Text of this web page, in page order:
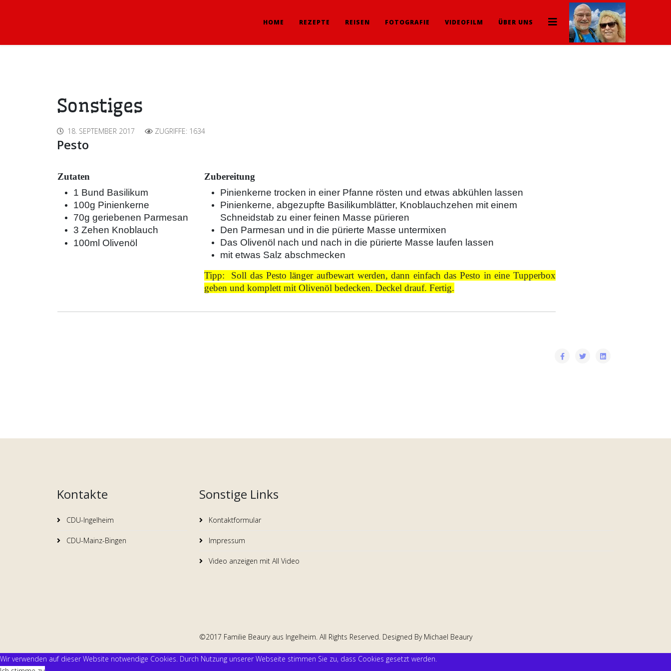
HOME REZEPTE REISEN FOTOGRAFIE VIDEOFILM ÜBER UNS
Sonstiges
18. SEPTEMBER 2017 ZUGRIFFE: 1634
Pesto
Zutaten
1 Bund Basilikum
100g Pinienkerne
70g geriebenen Parmesan
3 Zehen Knoblauch
100ml Olivenöl
Zubereitung
Pinienkerne trocken in einer Pfanne rösten und etwas abkühlen lassen
Pinienkerne, abgezupfte Basilikumblätter, Knoblauchzehen mit einem
Schneidstab zu einer feinen Masse pürieren
Den Parmesan und in die pürierte Masse untermixen
Das Olivenöl nach und nach in die pürierte Masse laufen lassen
mit etwas Salz abschmecken
Tipp: Soll das Pesto länger aufbewart werden, dann einfach das Pesto in eine Tupperbox
geben und komplett mit Olivenöl bedecken. Deckel drauf. Fertig.
Kontakte
CDU-Ingelheim
CDU-Mainz-Bingen
Sonstige Links
Kontaktformular
Impressum
Video anzeigen mit All Video
©2017 Familie Beaury aus Ingelheim. All Rights Reserved. Designed By Michael Beaury
Wir verwenden auf dieser Website notwendige Cookies. Durch Nutzung unserer Webseite stimmen Sie zu, dass Cookies gesetzt werden.